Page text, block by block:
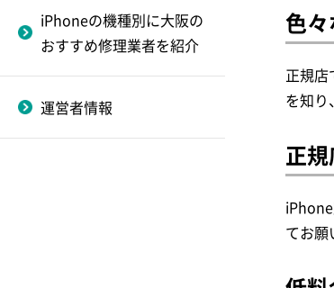
応のiPhone民間修理業
者
～梅田編～
Apple Store心斎橋店
BIGリペアサービス
アイプラス
iCracked Store
iPhoneの機種別に大阪の
おすすめ修理業者を紹介
iPhone8
iPhone7 Plus
iphone7
運営者情報
色々
正規店
を知り
正
てお願